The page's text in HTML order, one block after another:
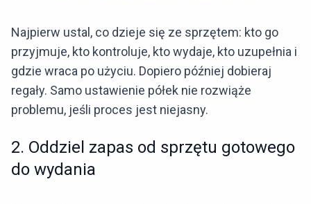
Najpierw ustal, co dzieje się ze sprzętem: kto go
przyjmuje, kto kontroluje, kto wydaje, kto uzupełnia i
gdzie wraca po użyciu. Dopiero później dobieraj
regały. Samo ustawienie półek nie rozwiąże
problemu, jeśli proces jest niejasny.
2. Oddziel zapas od sprzętu gotowego
do wydania